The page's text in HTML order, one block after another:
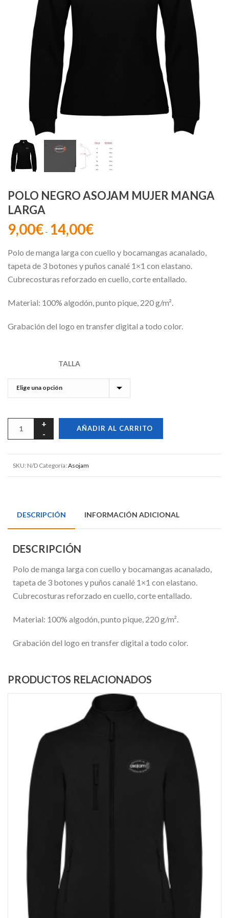
POLO NEGRO ASOJAM MUJER MANGA
LARGA
9,00€ - 14,00€Rango
precios:
desde
9,00€
14,00€
Polo de manga larga con cuello y bocamangas acanalado,
tapeta de 3 botones y puños canalé 1×1 con elastano.
Cubrecosturas reforzado en cuello, corte entallado.
Material: 100% algodón, punto pique, 220 g/m².
Grabación del logo en transfer digital a todo color.
TALLA
AÑADIR AL CARRITO
SKU: N/D Categoría: Asojam
DESCRIPCIÓN INFORMACIÓN ADICIONAL
DESCRIPCIÓN
Polo de manga larga con cuello y bocamangas acanalado,
tapeta de 3 botones y puños canalé 1×1 con elastano.
Cubrecosturas reforzado en cuello, corte entallado.
Material: 100% algodón, punto pique, 220 g/m².
Grabación del logo en transfer digital a todo color.
PRODUCTOS RELACIONADOS